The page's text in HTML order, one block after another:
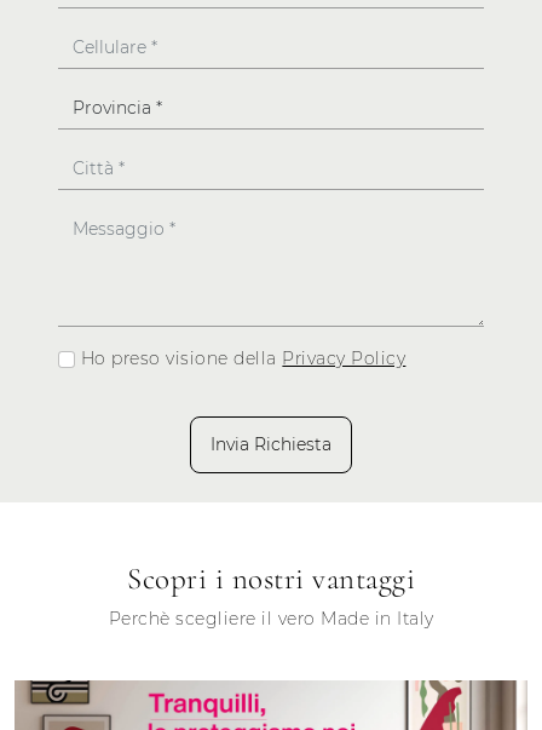
Ho preso visione della Privacy Policy
Invia Richiesta
Scopri i nostri vantaggi
Perchè scegliere il vero Made in Italy